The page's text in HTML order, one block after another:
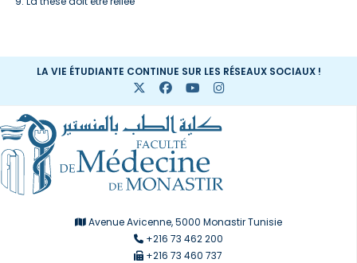
LA VIE ÉTUDIANTE CONTINUE SUR LES RÉSEAUX SOCIAUX !
Avenue Avicenne, 5000 Monastir Tunisie
+216 73 462 200
+216 73 460 737